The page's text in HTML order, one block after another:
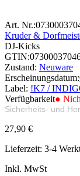
Art. Nr.:
Kruder &
DJ-Kicks
GTIN:
Zustand: Neuware
Erscheinungsdatum:
Label: !K7 /
Verfügbarkeit●
Sicherheits- und
27,90 €
Lieferzeit: 3-4
Inkl. MwSt